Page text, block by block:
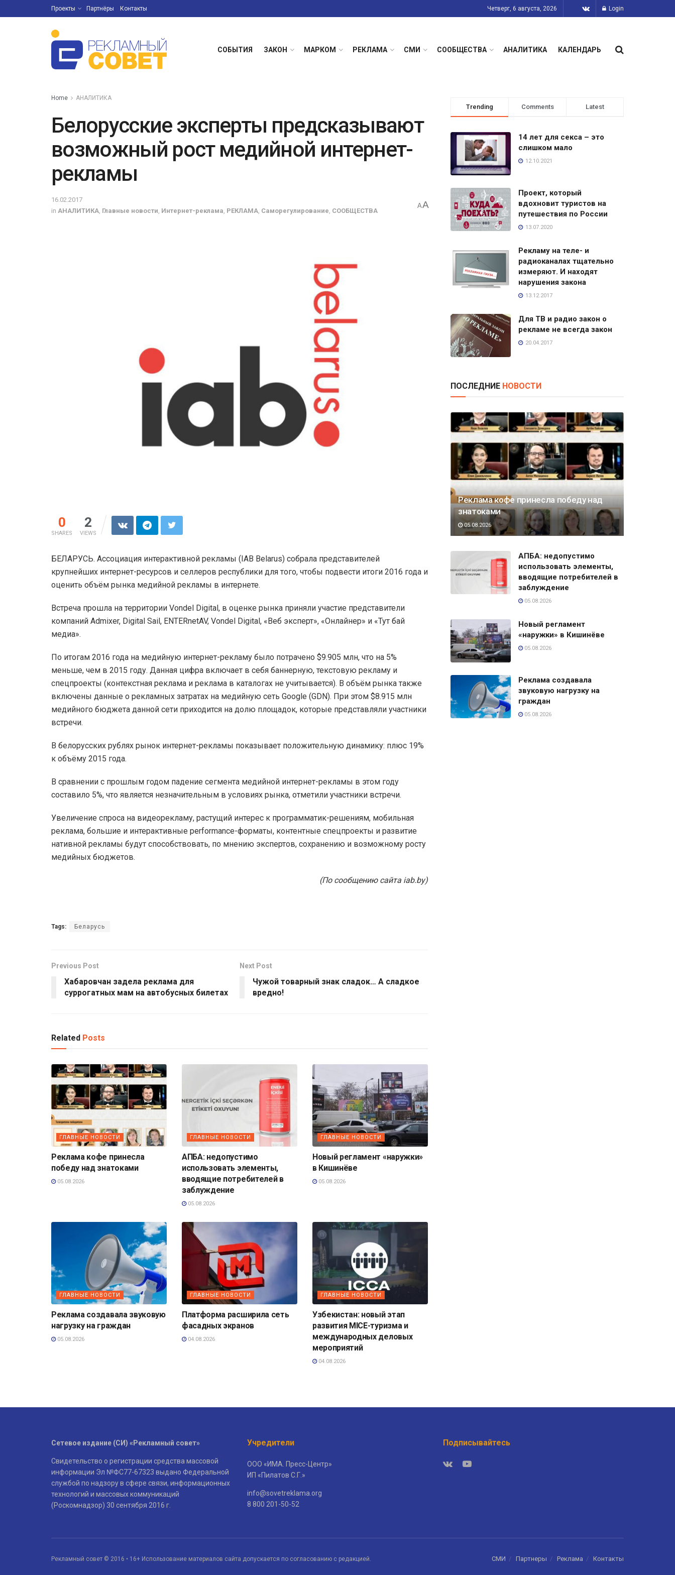
Проекты Партнёры Контакты Четверг, 6 августа, 2026 Login
СОБЫТИЯ ЗАКОН МАРКОМ РЕКЛАМА СМИ СООБЩЕСТВА АНАЛИТИКА КАЛЕНДАРЬ
Home АНАЛИТИКА
Белорусские эксперты предсказывают
возможный рост медийной интернет-
рекламы
16.02.2017
in АНАЛИТИКА Главные новости Интернет-реклама РЕКЛАМА Саморегулирование СООБЩЕСТВА
AA
0
SHARES
2
VIEWS
БЕЛАРУСЬ. Ассоциация интерактивной рекламы (IAB Belarus) собрала представителей
крупнейших интернет-ресурсов и селлеров республики для того, чтобы подвести итоги 2016 года и
оценить объём рынка медийной рекламы в интернете.
Встреча прошла на территории Vondel Digital, в оценке рынка приняли участие представители
компаний Admixer, Digital Sail, ENTERnetAV, Vondel Digital, «Веб эксперт», «Онлайнер» и «Тут бай
медиа».
По итогам 2016 года на медийную интернет-рекламу было потрачено $9.905 млн, что на 5%
меньше, чем в 2015 году. Данная цифра включает в себя баннерную, текстовую рекламу и
спецпроекты (контекстная реклама и реклама в каталогах не учитывается). В объём рынка также
включены данные о рекламных затратах на медийную сеть Google (GDN). При этом $8.915 млн
медийного бюджета данной сети приходится на долю площадок, которые представляли участники
встречи.
В белорусских рублях рынок интернет-рекламы показывает положительную динамику: плюс 19%
к объёму 2015 года.
В сравнении с прошлым годом падение сегмента медийной интернет-рекламы в этом году
составило 5%, что является незначительным в условиях рынка, отметили участники встречи.
Увеличение спроса на видеорекламу, растущий интерес к программатик-решениям, мобильная
реклама, большие и интерактивные performance-форматы, контентные спецпроекты и развитие
нативной рекламы будут способствовать, по мнению экспертов, сохранению и возможному росту
медийных бюджетов.
(По сообщению сайта iab.by)
Tags: Беларусь
Previous Post
Хабаровчан задела реклама для
суррогатных мам на автобусных билетах
Next Post
Чужой товарный знак сладок… А сладкое
вредно!
Related Posts
ГЛАВНЫЕ НОВОСТИ
Реклама кофе принесла
победу над знатоками
05.08.2026
ГЛАВНЫЕ НОВОСТИ
АПБА: недопустимо
использовать элементы,
вводящие потребителей в
заблуждение
05.08.2026
ГЛАВНЫЕ НОВОСТИ
Новый регламент «наружки»
в Кишинёве
05.08.2026
ГЛАВНЫЕ НОВОСТИ
Реклама создавала звуковую
нагрузку на граждан
05.08.2026
ГЛАВНЫЕ НОВОСТИ
Платформа расширила сеть
фасадных экранов
04.08.2026
ГЛАВНЫЕ НОВОСТИ
Узбекистан: новый этап
развития MICE-туризма и
международных деловых
мероприятий
04.08.2026
Trending Comments Latest
14 лет для секса – это
слишком мало
12.10.2021
Проект, который
вдохновит туристов на
путешествия по России
13.07.2020
Рекламу на теле- и
радиоканалах тщательно
измеряют. И находят
нарушения закона
13.12.2017
Для ТВ и радио закон о
рекламе не всегда закон
20.04.2017
ПОСЛЕДНИЕ НОВОСТИ
Реклама кофе принесла победу над
знатоками
05.08.2026
АПБА: недопустимо
использовать элементы,
вводящие потребителей в
заблуждение
05.08.2026
Новый регламент
«наружки» в Кишинёве
05.08.2026
Реклама создавала
звуковую нагрузку на
граждан
05.08.2026
Сетевое издание (СИ) «Рекламный совет»
Свидетельство о регистрации средства массовой
информации Эл №ФС77-67323 выдано Федеральной
службой по надзору в сфере связи, информационных
технологий и массовых коммуникаций
(Роскомнадзор) 30 сентября 2016 г.
Учредители
ООО «ИМА. Пресс-Центр»
ИП «Пилатов С.Г.»
info@sovetreklama.org
8 800 201-50-52
Подписывайтесь
СМИ Партнеры Реклама Контакты
Рекламный совет © 2016 • 16+ Использование материалов сайта допускается по согласованию с редакцией.